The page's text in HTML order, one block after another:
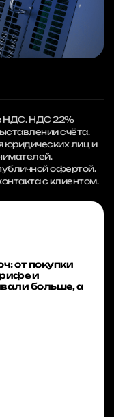
НДС. НДС 22%
счёта.
юридических лиц и
офертой.
с клиентом.
от покупки
и
больше, а